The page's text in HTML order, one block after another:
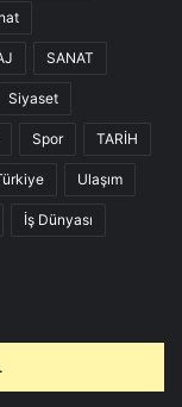
SANAT
Siyaset
Spor TARİH
Ulaşım
İş Dünyası